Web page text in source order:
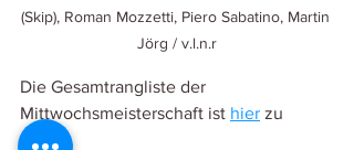
(Skip), Roman Mozzetti, Piero Sabatino, Martin
Jörg / v.l.n.r
Die Gesamtrangliste der
Mittwochsmeisterschaft ist hier zu
finden.